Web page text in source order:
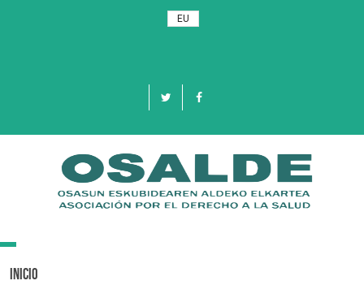
EU
Toggle
Inicio